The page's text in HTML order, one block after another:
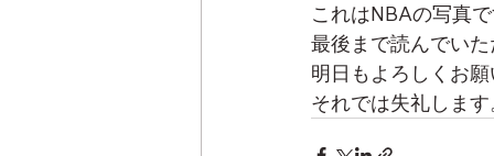
これはNBAの写真
最後まで読んでい
明日もよろしくお
それでは失礼しま